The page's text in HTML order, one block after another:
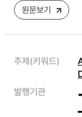
원문보기
주제(키워드)
발행기관